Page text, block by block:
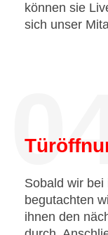
können sie
sich unser
Sobald wir bei
begutachten
ihnen den